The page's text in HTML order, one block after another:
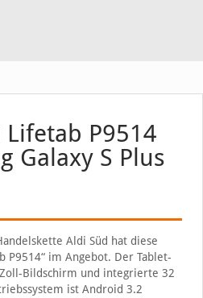
P9514
Galaxy S Plus
Aldi Süd hat diese
P9514“ im Angebot. Der Tablet-
Bildschirm und integrierte 32
ist Android 3.2